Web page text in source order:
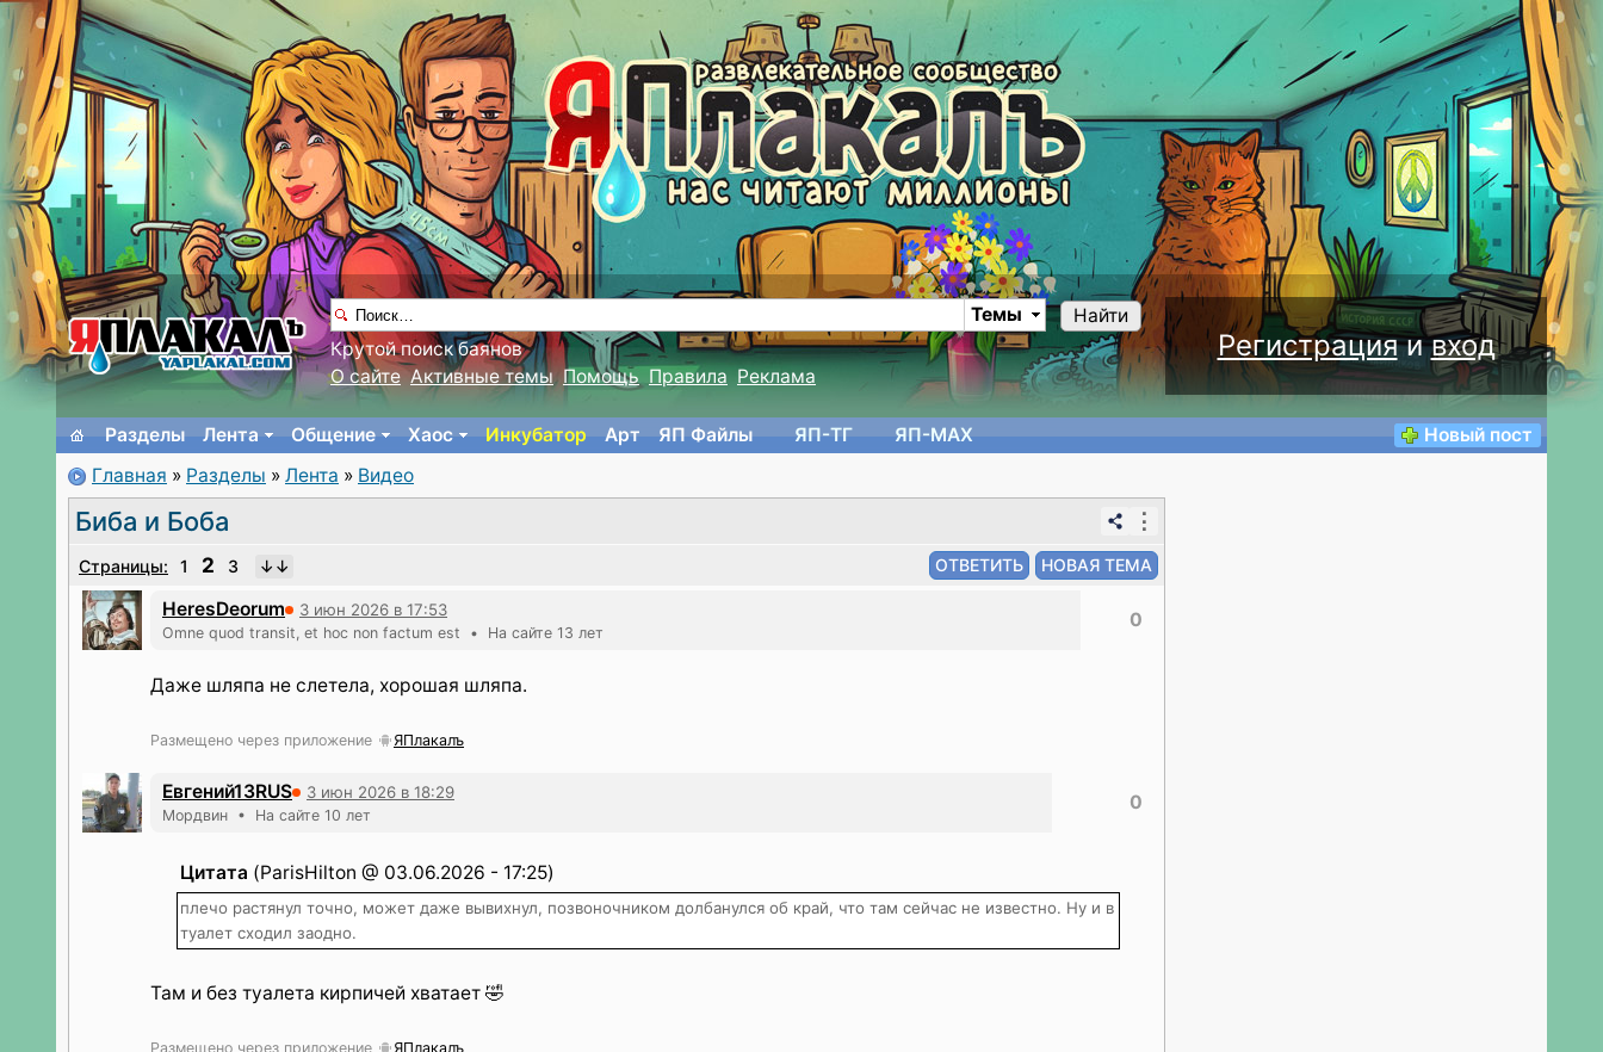
Регистрацияивход
Найти
Темы
Крутой поиск баянов
О сайте Активные темы Помощь Правила Реклама
Разделы Лента Общение Хаос Инкубатор Арт ЯП Файлы ЯП-TГ ЯП-MAX
Новый пост
Главная » Разделы » Лента » Видео
Биба и Боба ⋮
Страницы: 1 2 3
HeresDeorum 3 июн 2026 в 17:53
Оmne quod transit, et hoc non factum est • На сайте 13 лет
0
Даже шляпа не слетела, хорошая шляпа.
Размещено через приложение ЯПлакалъ
Евгений13RUS 3 июн 2026 в 18:29
Мордвин • На сайте 10 лет
0
Цитата (ParisHilton @ 03.06.2026 - 17:25)
плечо растянул точно, может даже вывихнул, позвоночником долбанулся об край, что там сейчас не известно. Ну и в
туалет сходил заодно.
Там и без туалета кирпичей хватает 🤣
Размещено через приложение ЯПлакалъ